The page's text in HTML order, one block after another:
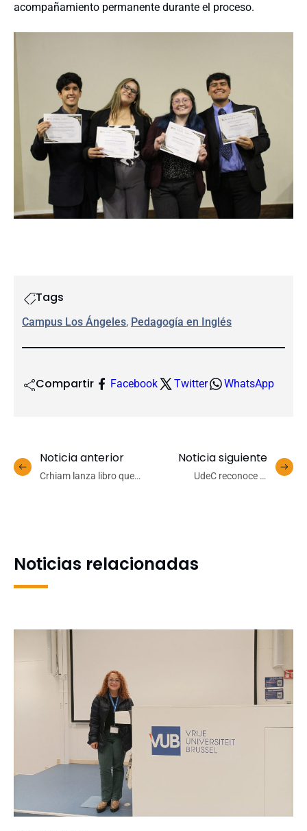
acompañamiento permanente durante el proceso.
Tags
Campus Los Ángeles, Pedagogía en Inglés
Compartir Facebook Twitter WhatsApp
Noticia anterior
Crhiam lanza libro que
Noticia siguiente
UdeC reconoce la
Noticias relacionadas